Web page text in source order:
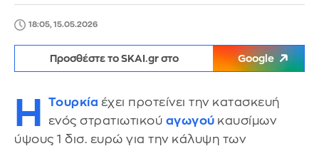
18:05, 15.05.2026
Προσθέστε το SKAI.gr στο Google
Η Τουρκία έχει προτείνει την κατασκευή
ενός στρατιωτικού αγωγού καυσίμων
ύψους 1 δισ. ευρώ για την κάλυψη των